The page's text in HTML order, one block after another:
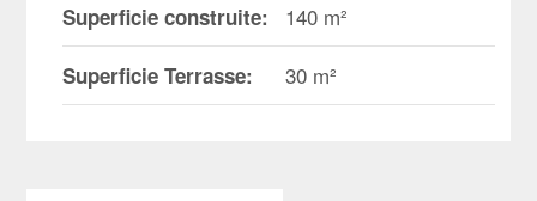
Superficie construite: 140 m²
Superficie Terrasse: 30 m²